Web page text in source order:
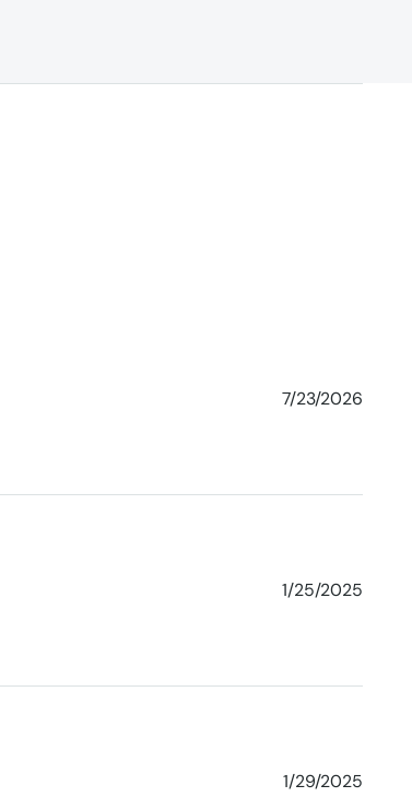
7/23/2026
1/25/2025
1/29/2025